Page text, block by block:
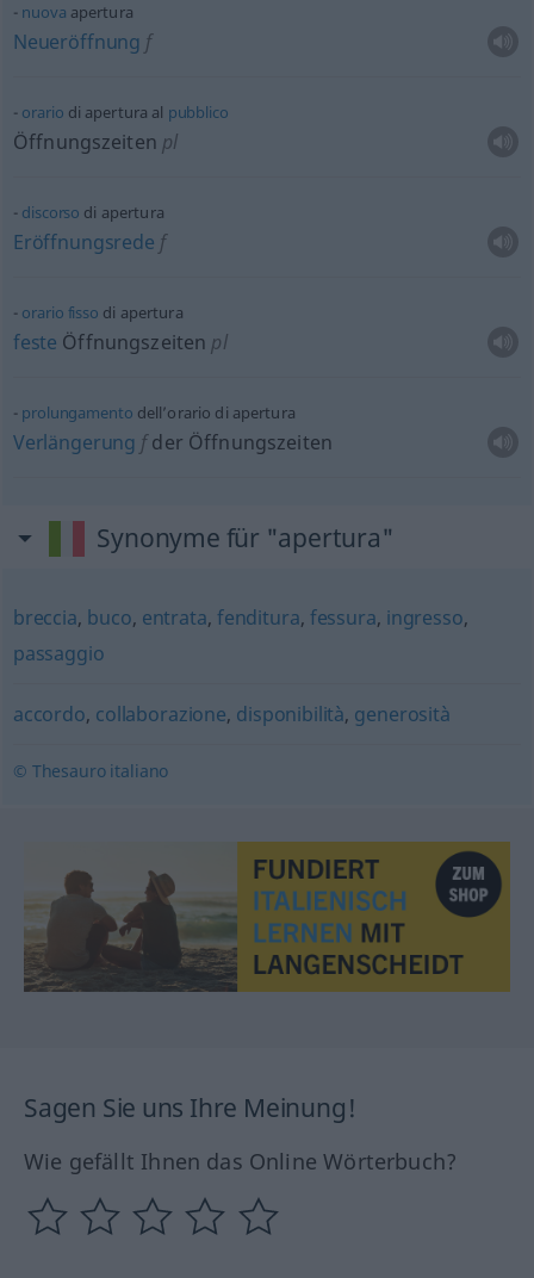
nuova apertura
Neueröffnung f
orario di apertura al pubblico
Öffnungszeiten pl
discorso di apertura
Eröffnungsrede f
orario fisso di apertura
feste Öffnungszeiten pl
prolungamento dell’orario di apertura
Verlängerung fder Öffnungszeiten
Synonyme für "apertura"
breccia, buco, entrata, fenditura, fessura, ingresso,
passaggio
accordo, collaborazione, disponibilità, generosità
© Thesauro italiano
Sagen Sie uns Ihre Meinung!
Wie gefällt Ihnen das Online Wörterbuch?